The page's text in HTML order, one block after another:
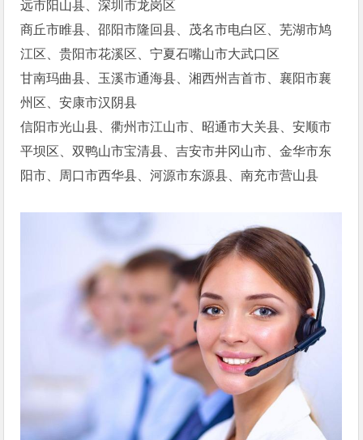
远市阳山县、深圳市龙岗区
商丘市睢县、邵阳市隆回县、茂名市电白区、芜湖市鸠
江区、贵阳市花溪区、宁夏石嘴山市大武口区
甘南玛曲县、玉溪市通海县、湘西州吉首市、襄阳市襄
州区、安康市汉阴县
信阳市光山县、衢州市江山市、昭通市大关县、安顺市
平坝区、双鸭山市宝清县、吉安市井冈山市、金华市东
阳市、周口市西华县、河源市东源县、南充市营山县